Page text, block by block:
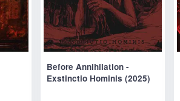
Before Annihilation -
Exstinctio Hominis (2025)